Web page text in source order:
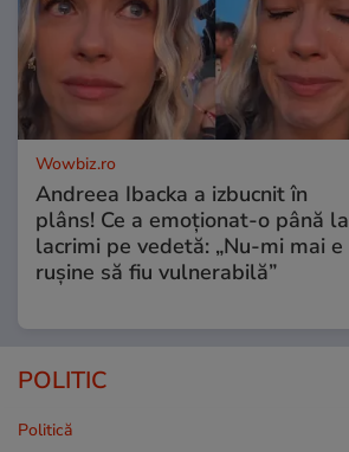
Wowbiz.ro
Andreea Ibacka a izbucnit în
plâns! Ce a emoționat-o până la
lacrimi pe vedetă: „Nu-mi mai e
rușine să fiu vulnerabilă”
POLITIC
Politică